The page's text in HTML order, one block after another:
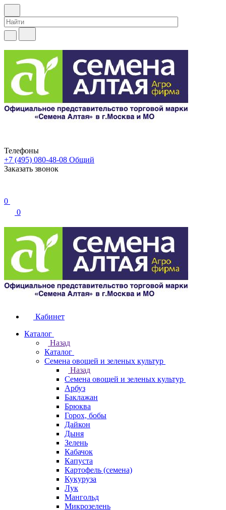
Телефоны
+7 (495) 080-48-08 Общий
Заказать звонок
0
0
Кабинет
Каталог
Назад
Каталог
Семена овощей и зеленых культур
Назад
Семена овощей и зеленых культур
Арбуз
Баклажан
Брюква
Горох, бобы
Дайкон
Дыня
Зелень
Кабачок
Капуста
Картофель (семена)
Кукуруза
Лук
Мангольд
Микрозелень